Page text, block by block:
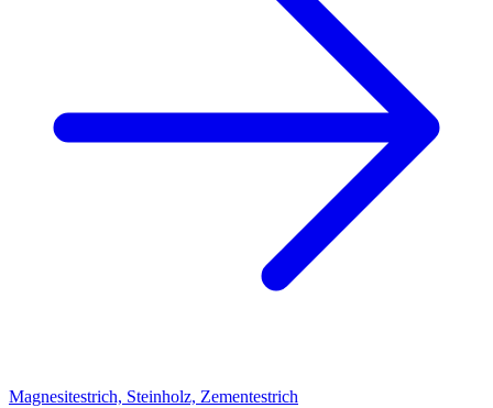
Magnesitestrich, Steinholz, Zementestrich